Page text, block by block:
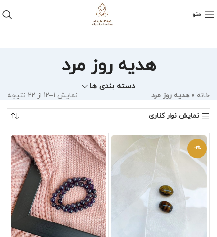
منو
هدیه روز مرد
دسته بندی ها
خانه »هدیه روز مرد نمایش 1–12 از 22 نتیجه
نمایش نوار کناری
-1%